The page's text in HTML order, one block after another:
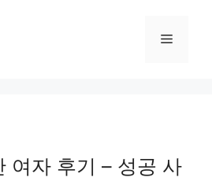
Menu
여자 후기 – 성공 사